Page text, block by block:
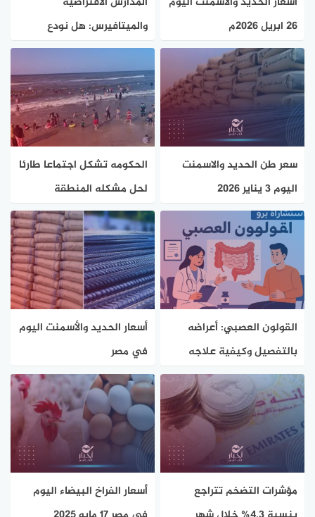
26 ابريل 2026م
والميتافيرس: هل نودع
الفصول التقليدية إلى الأبد؟
سعر طن الحديد والاسمنت
اليوم 3 يناير 2026
الحكومه تشكل اجتماعا طارئا
لحل مشكله المنطقة
الصناعية بجمصة واستئناف
توصيل المرافق
القولون العصبي: أعراضه
بالتفصيل وكيفية علاجه
أسعار الحديد والأسمنت اليوم
في مصر
مؤشرات التضخم تتراجع
أسعار الفراخ البيضاء اليوم